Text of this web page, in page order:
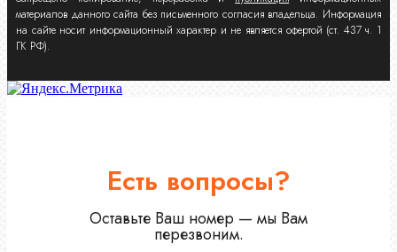
материалов данного сайта без письменного согласия владельца. Информация
на сайте носит информационный характер и не является офертой (ст. 437 ч. 1
ГК РФ).
Есть вопросы?
Оставьте Ваш номер — мы Вам
перезвоним.